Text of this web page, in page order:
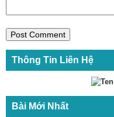
Thông Tin Liên Hệ
Bài Mới Nhất